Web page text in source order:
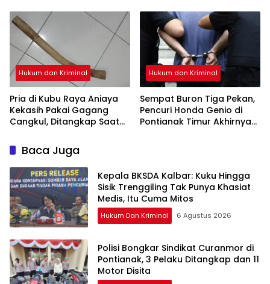
Sudah Diperiksa
Hukum dan Kriminal
Pria di Kubu Raya Aniaya
Kekasih Pakai Gagang
Cangkul, Ditangkap Saat
Hukum dan Kriminal
Sempat Buron Tiga Pekan,
Pencuri Honda Genio di
Pontianak Timur Akhirnya
Baca Juga
Kepala BKSDA Kalbar: Kuku Hingga
Sisik Trenggiling Tak Punya Khasiat
Medis, Itu Cuma Mitos
Hukum Dan Kriminal 6 Agustus 2026
Polisi Bongkar Sindikat Curanmor di
Pontianak, 3 Pelaku Ditangkap dan 11
Motor Disita